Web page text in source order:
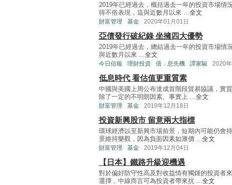
2019年已經過去，概括過去一年的投資市場情
得不俗表現，這與近數月以來 ...全文
財富管理 基金 2020年01月01日
亞債發行破紀錄 坐擁四大優勢
2019年已經過去，總結過去一年的投資市場情
與近數月以來 ...全文
今日信報 理財投資 債．息先機 譚家駿 2020
低息時代 看估值更重質素
中國與美國上周公布達成首階段貿易協議，實
除了一定的不明朗因素。事實上 ...全文
財富管理 基金 2019年12月18日
投資新興股市 留意兩大指標
環球經濟以至新興市場前景，短期內可能仍會
景維持樂觀，因為負面因素如滙價 ...全文
財富管理 基金 2019年12月04日
【日本】鐵路升級迎機遇
對於偏好防守性高及對收益情有獨鍾的投資者
選擇，中線而言可為投資者帶來抗 ...全文